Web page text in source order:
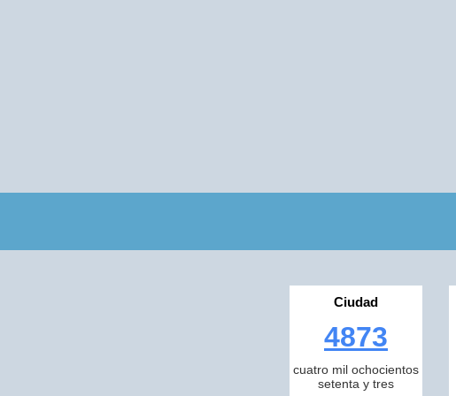
Ciudad
4873
cuatro mil ochocientos
setenta y tres